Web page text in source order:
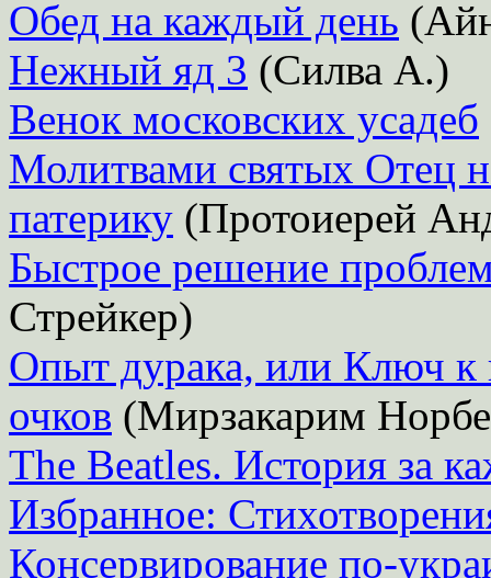
Обед на каждый день
Нежный яд 3 (Силва А.)
Венок московских усадеб
Молитвами святых Отец
патерику (Протоиерей
Быстрое решение
Стрейкер)
Опыт дурака, или Ключ к
очков (Мирзакарим
The Beatles. История за
Избранное:
Консервирование по-